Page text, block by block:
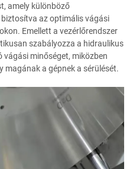
amely különböző
az optimális vágási
Emellett a vezérlőrendszer
szabályozza a hidraulikus
minőséget, miközben
magának a gépnek a sérülését.